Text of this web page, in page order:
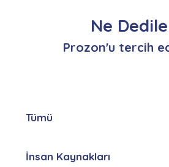
Ne
Prozon'u tercih
Tümü
İnsan Kaynakları